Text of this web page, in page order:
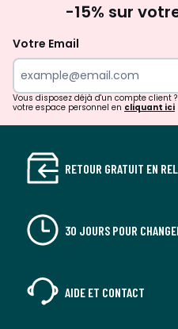
-15% sur
Votre Email
Vous disposez déjà d'un compte client
votre espace personnel en cliquant ici
RETOUR GRATUIT EN
30 JOURS POUR
AIDE ET CONTACT